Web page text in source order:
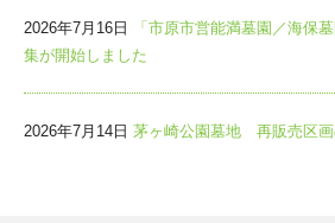
2026年7月16日
「市原市営能満墓園／海保
集が開始しました
2026年7月14日 茅ヶ崎公園墓地 再販売区画